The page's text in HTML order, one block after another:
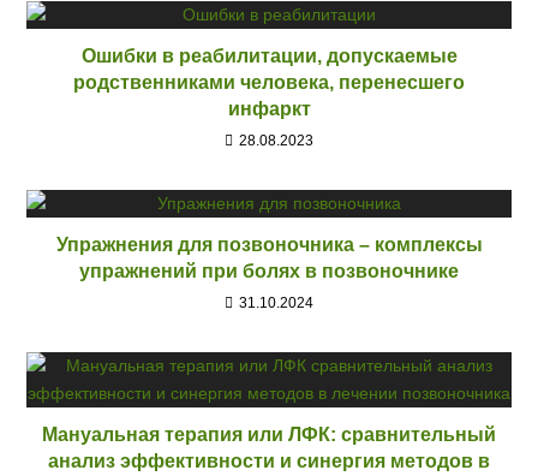
Ошибки в реабилитации, допускаемые
родственниками человека, перенесшего
инфаркт
28.08.2023
Упражнения для позвоночника – комплексы
упражнений при болях в позвоночнике
31.10.2024
Мануальная терапия или ЛФК: сравнительный
анализ эффективности и синергия методов в